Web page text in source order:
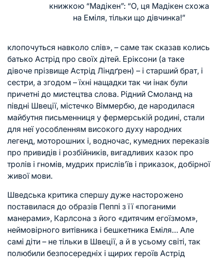
книжкою “Мадікен”: “О, ця Мадікен схожа
на Еміля, тільки що дівчинка!”
клопочуться навколо слів», – саме так сказав колись
батько Астрід про своїх дітей. Еріксони (а таке
дівоче прізвище Астрід Ліндґрен) – і старший брат, і
сестри, а згодом – їхні нащадки так чи інак були
причетні до мистецтва слова. Рідний Смоланд на
півдні Швеції, містечко Віммербю, де народилася
майбутня письменниця у фермерській родині, стали
для неї уособленням високого духу народних
легенд, моторошних і, водночас, кумедних переказів
про привидів і розбійників, вигадливих казок про
тролів і гномів, мудрих прислів’їв і приказок, добірної
живої мови.
Шведська критика спершу дуже насторожено
поставилася до образів Пеппі з її «поганими
манерами», Карлсона з його «дитячим егоїзмом»,
неймовірного витівника і бешкетника Еміля… Але
самі діти – не тільки в Швеції, а й в усьому світі, так
полюбили безпосередніх і щирих героїв Астрід